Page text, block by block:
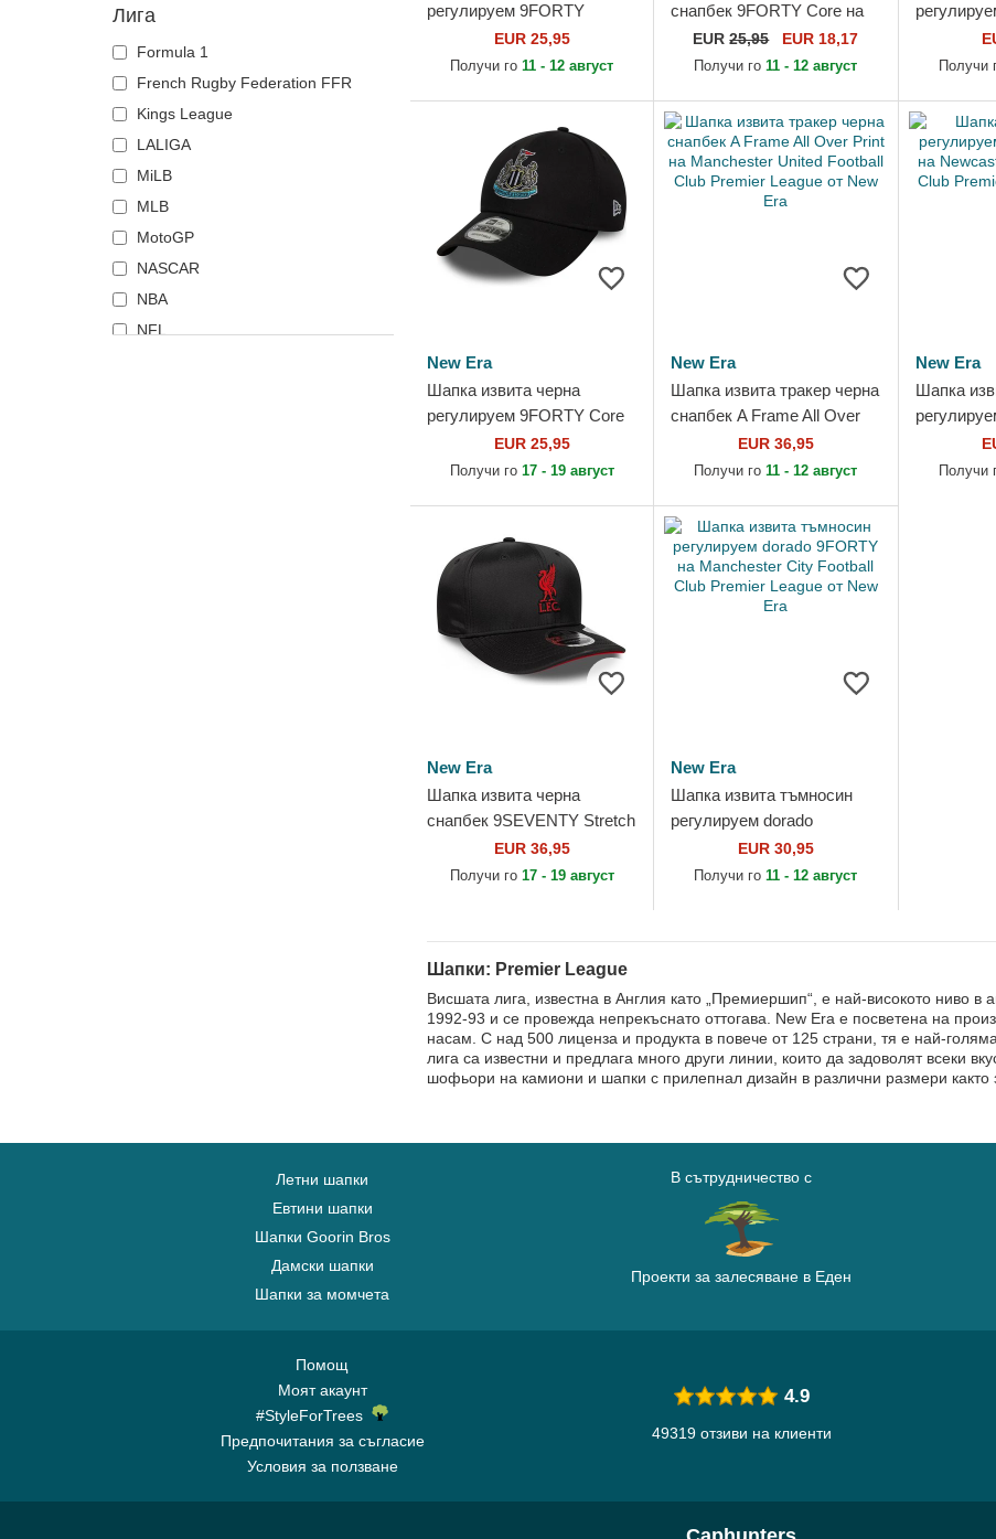
Лига
Formula 1
French Rugby Federation FFR
Kings League
LALIGA
MiLB
MLB
MotoGP
NASCAR
NBA
NFL
регулируем 9FORTY
Essential на Manchester
United Football Club
EUR 25,95
Получи го11 - 12 август
снапбек 9FORTY Core на
Chelsea Football Club
Premier League от New Era
EUR25,95 EUR 18,17
Получи го11 - 12 август
на
Premier
Получи
New Era
Шапка извита черна
регулируем 9FORTY Core
на Newcastle United Football
Club Premier League от
EUR 25,95
Получи го 17 - 19 август
New Era
Шапка извита тракер черна
снапбек A Frame All Over
Print на Manchester United
Football Club...
EUR 36,95
Получи го11 - 12 август
New Era
Шапка
Core на
Football
Получи
New Era
Шапка извита черна
снапбек 9SEVENTY Stretch
Snap Gradient на Liverpool
Football Club Premier...
EUR 36,95
Получи го 17 - 19 август
New Era
Шапка извита тъмносин
регулируем dorado
9FORTY на Manchester
City Football Club Premier
EUR 30,95
Получи го11 - 12 август
Шапки: Premier League
Висшата лига, известна в Англия като „Премиершип“, е най-високото ниво в
1992-93 и се провежда непрекъснато оттогава. New Era е посветена на
насам. С над 500 лиценза и продукта в повече от 125 страни, тя е най-
лига са известни и предлага много други линии, които да задоволят всеки
шофьори на камиони и шапки с прилепнал дизайн в различни размери както
Летни шапки
Евтини шапки
Шапки Goorin Bros
Дамски шапки
Шапки за момчета
В сътрудничество с
Проекти за залесяване в Еден
Помощ
Моят акаунт
#StyleForTrees
Предпочитания за съгласие
Условия за ползване
4.9
49319 отзиви на клиенти